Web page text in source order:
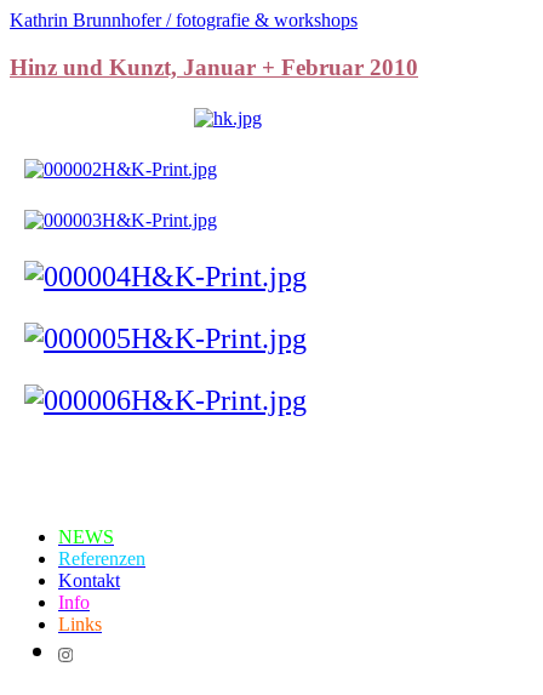
Kathrin Brunnhofer / fotografie & workshops
Hinz und Kunzt, Januar + Februar 2010
NEWS
Referenzen
Kontakt
Info
Links